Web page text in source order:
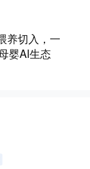
养切入，一
婴AI生态